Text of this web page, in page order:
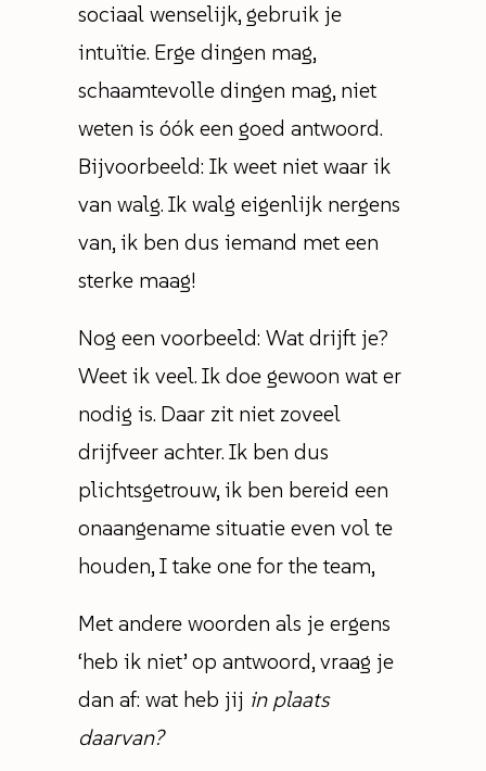
sociaal wenselijk, gebruik je
intuïtie. Erge dingen mag,
schaamtevolle dingen mag, niet
weten is óók een goed antwoord.
Bijvoorbeeld: Ik weet niet waar ik
van walg. Ik walg eigenlijk nergens
van, ik ben dus iemand met een
sterke maag!
Nog een voorbeeld: Wat drijft je?
Weet ik veel. Ik doe gewoon wat er
nodig is. Daar zit niet zoveel
drijfveer achter. Ik ben dus
plichtsgetrouw, ik ben bereid een
onaangename situatie even vol te
houden, I take one for the team,
Met andere woorden als je ergens
‘heb ik niet’ op antwoord, vraag je
dan af: wat heb jij in plaats
daarvan?